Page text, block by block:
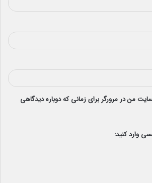
من در مرورگر برای زمانی که دوباره دیدگاهی
وارد کنید: